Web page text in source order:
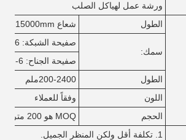
ورشة عمل لهياكل الصلب
الطول شعاع H: 4000-15000mm
سمك:
صفيحة الشبكة: 6-32 ملم
صفيحة الجناح: 6-40mm
الطول
200-2400ملم
اللون
وفقاً للعملاء
الحجم
MOQ هو 200 متر مربع، العرض * الطول * ارتفاع السقف،
1. تكلفة أقل ولكن المنظر الجميل.